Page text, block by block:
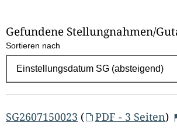
l
E
g
e
b
Gefundene Stellungnahmen/⁠
Sortieren nach
SG2607150023 ( PDF - 3 Seiten)